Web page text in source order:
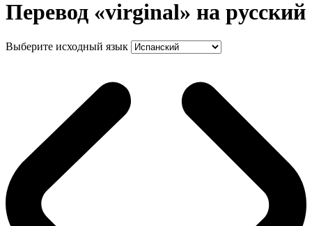
Перевод «virginal» на русский
Выберите исходный язык